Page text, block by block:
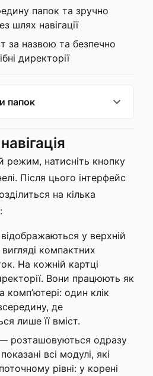
папок та зручно
шлях навігації
за назвою та безпечно
директорії
папок
режим, натисніть кнопку
Після цього інтерфейс
на кілька
у верхній
компактних
На кожній картці
Вони працюють як
комп’ютері: один клік
де
лише її вміст.
розташовуються одразу
всі модулі, які
рівні: у корені